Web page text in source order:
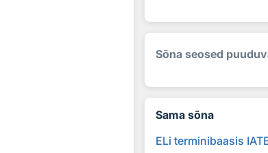
Sõna seosed
Sama sõna
ELi terminibaasis